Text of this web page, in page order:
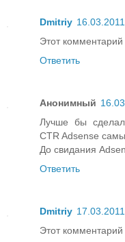
Dmitriy
Этот
Ответить
Анонимный
Лучше бы
CTR Adsense
До свидания
Ответить
Dmitriy
Этот